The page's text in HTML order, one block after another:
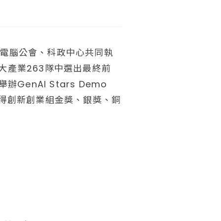
腦公會、科政中心共同執
產業263隊中選出最終前
辦GenAI Stars Demo
創新創業組金獎、銀獎、銅